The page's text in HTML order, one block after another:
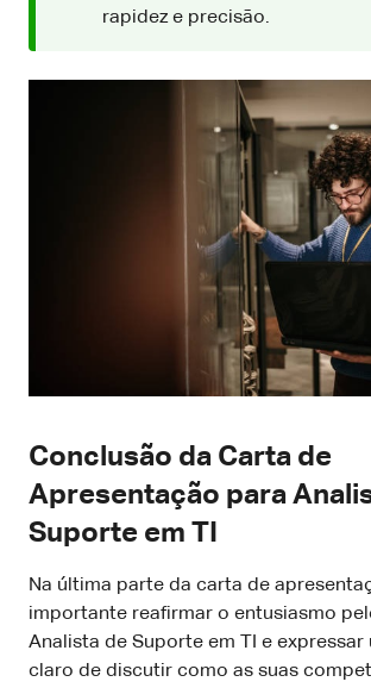
rapidez e precisão.
Conclusão da Carta de
Apresentação para
Suporte em TI
Na última parte da carta de
importante reafirmar o entusiasmo
Analista de Suporte em TI e expressar
claro de discutir como as suas